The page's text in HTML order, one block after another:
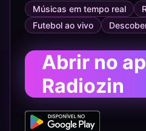
Músicas em tempo real
Futebol ao vivo
Abrir no
Radiozin